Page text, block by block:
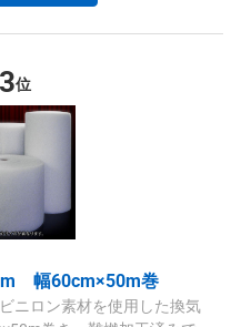
3位
幅60cm×50m巻
ニロン素材を使用した換気